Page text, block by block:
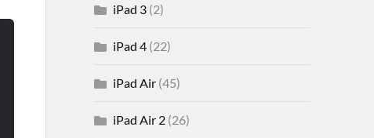
iPad 3(2)
iPad 4(22)
iPad Air(45)
iPad Air 2(26)